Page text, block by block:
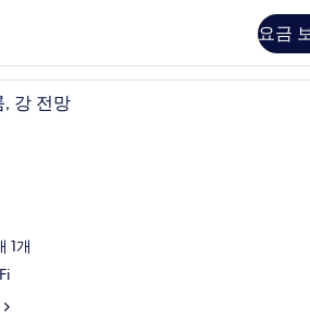
요금
/거위털 이불, 미니바, 객실 내 금고, 책상
오리/거위털 이불, 미니바, 객
, 강 전망
1개